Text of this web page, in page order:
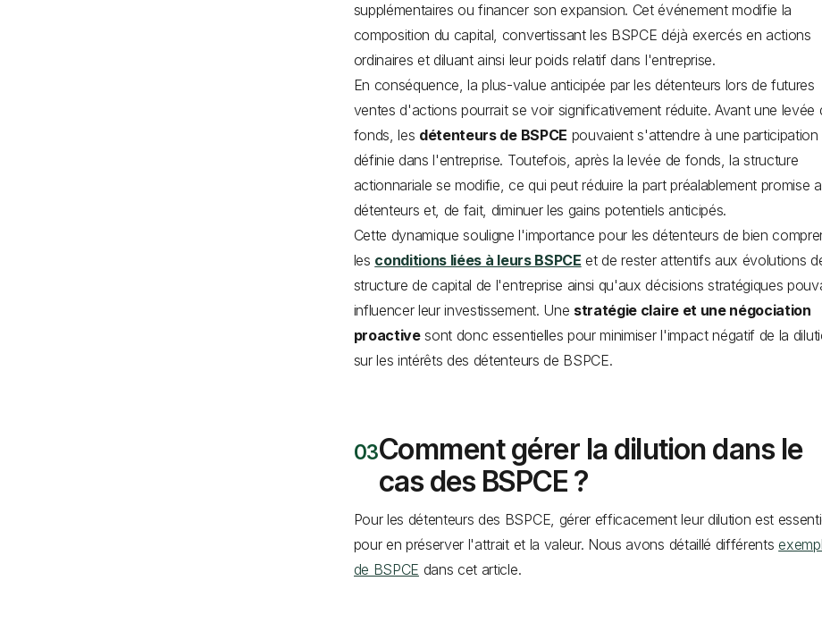
supplémentaires ou financer son expansion. Cet événement modifie la
composition du capital, convertissant les BSPCE déjà exercés en actions
ordinaires et diluant ainsi leur poids relatif dans l'entreprise.
En conséquence, la plus-value anticipée par les détenteurs lors de futures
ventes d'actions pourrait se voir significativement réduite. Avant une levée
fonds, les détenteurs de BSPCE pouvaient s'attendre à une participation
définie dans l'entreprise. Toutefois, après la levée de fonds, la structure
actionnariale se modifie, ce qui peut réduire la part préalablement promise
détenteurs et, de fait, diminuer les gains potentiels anticipés.
Cette dynamique souligne l'importance pour les détenteurs de bien
les conditions liées à leurs BSPCE et de rester attentifs aux évolutions
structure de capital de l'entreprise ainsi qu'aux décisions stratégiques
influencer leur investissement. Une stratégie claire et une négociation
proactivesont donc essentielles pour minimiser l'impact négatif de la
sur les intérêts des détenteurs de BSPCE.
Comment gérer la dilution dans le
cas des BSPCE ?
Pour les détenteurs des BSPCE, gérer efficacement leur dilution est
pour en préserver l'attrait et la valeur. Nous avons détaillé différents
de BSPCE dans cet article.